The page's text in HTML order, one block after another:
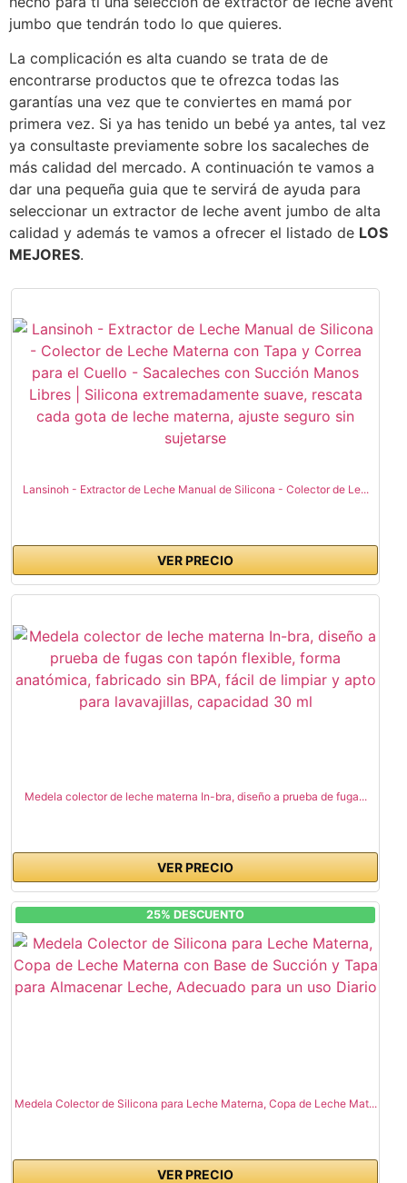
jumbo que tendrán todo lo que quieres.
La complicación es alta cuando se trata de de
encontrarse productos que te ofrezca todas las
garantías una vez que te conviertes en mamá por
primera vez. Si ya has tenido un bebé ya antes, tal vez
ya consultaste previamente sobre los sacaleches de
más calidad del mercado. A continuación te vamos a
dar una pequeña guia que te servirá de ayuda para
seleccionar un extractor de leche avent jumbo de alta
calidad y además te vamos a ofrecer el listado de LOS
MEJORES.
Lansinoh - Extractor de Leche Manual de Silicona - Colector de Le...
VER PRECIO
Medela colector de leche materna In-bra, diseño a prueba de fuga...
VER PRECIO
25% DESCUENTO
Medela Colector de Silicona para Leche Materna, Copa de Leche Mat...
VER PRECIO